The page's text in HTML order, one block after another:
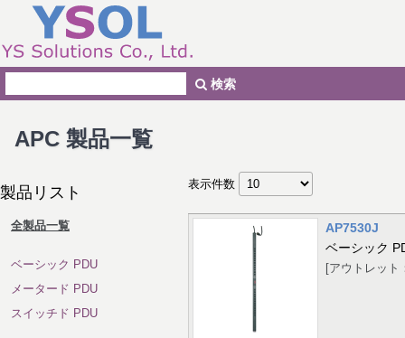
APC 製品一覧
製品リスト
全製品一覧
ベーシック PDU
メータード PDU
スイッチド PDU
表示件数
AP7530J
ベーシック
[アウトレット
検索